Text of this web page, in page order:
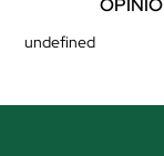
undefined